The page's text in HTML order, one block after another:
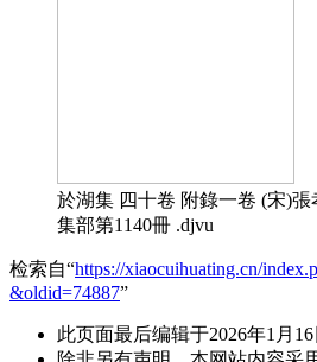
於湖集 四十卷 附錄一卷 (宋)
集部第1140冊 .djvu
检索自“https://xiaocuihuating.cn/
&oldid=74887”
此页面最后编辑于2026年1月16